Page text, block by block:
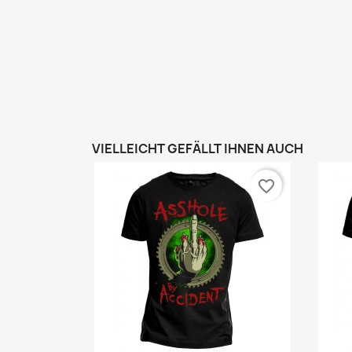
VIELLEICHT GEFÄLLT IHNEN AUCH
favorite_border